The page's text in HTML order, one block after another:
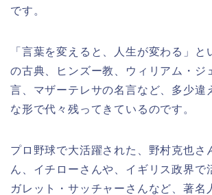
です。
「言葉を変えると、人生が変わる」と
の古典、ヒンズー教、ウィリアム・ジ
言、マザーテレサの名言など、多少違
な形で代々残ってきているのです。
プロ野球で大活躍された、野村克也さ
ん、イチローさんや、イギリス政界で
ガレット・サッチャーさんなど、著名